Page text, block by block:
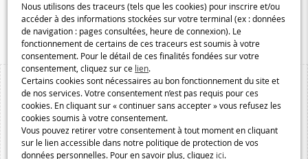
Nous utilisons des traceurs (tels que les cookies) pour inscrire et/ou
accéder à des informations stockées sur votre terminal (ex : données
de navigation : pages consultées, heure de connexion). Le
fonctionnement de certains de ces traceurs est soumis à votre
consentement. Pour le détail de ces finalités fondées sur votre
consentement, cliquez sur ce lien.
Certains cookies sont nécessaires au bon fonctionnement du site et
de nos services. Votre consentement n’est pas requis pour ces
cookies. En cliquant sur « continuer sans accepter » vous refusez les
cookies soumis à votre consentement.
Vous pouvez retirer votre consentement à tout moment en cliquant
sur le lien accessible dans notre politique de protection de vos
données personnelles. Pour en savoir plus, cliquez ici.
Speelgoedmelkweg.be
Macway.com